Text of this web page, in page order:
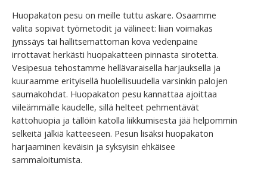
Huopakaton pesu on meille tuttu askare. Osaamme
valita sopivat työmetodit ja välineet: liian voimakas
jynssäys tai hallitsemattoman kova vedenpaine
irrottavat herkästi huopakatteen pinnasta sirotetta.
Vesipesua tehostamme hellävaraisella harjauksella ja
kuuraamme erityisellä huolellisuudella varsinkin palojen
saumakohdat. Huopakaton pesu kannattaa ajoittaa
viileämmälle kaudelle, sillä helteet pehmentävät
kattohuopia ja tällöin katolla liikkumisesta jää helpommin
selkeitä jälkiä katteeseen. Pesun lisäksi huopakaton
harjaaminen keväisin ja syksyisin ehkäisee
sammaloitumista.